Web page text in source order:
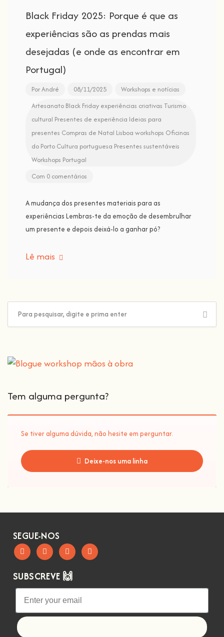
Black Friday 2025: Porque é que as
experiências são as prendas mais
desejadas (e onde as encontrar em
Portugal)
PorAndré 08/11/2025
Workshops e notícias
Artesanato Black Friday experiências criativas Turismo
cultural Presentes de experiência Ideias para
presentes Compras de Natal Lisboa workshops Oficinas
do Porto Cultura portuguesa Presentes sustentáveis
Workshops Portugal
Com 0 comentários
A mudança dos presentes materiais para as
experiências Lembras-te da emoção de desembrulhar
um presente e depois deixá-lo a ganhar pó?
Lê mais
Tem alguma pergunta?
Se tiver alguma dúvida, não hesite em perguntar.
Deixe-nos uma linha
SEGUE-NOS
SUBSCREVE 🙌